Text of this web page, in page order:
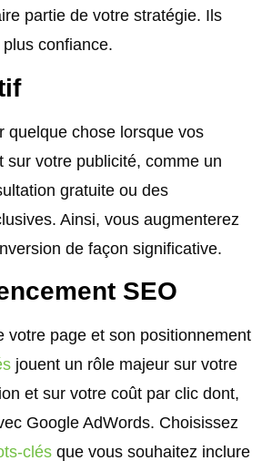
partie de votre stratégie. Ils
confiance.
quelque chose lorsque vos
sur votre publicité, comme un
gratuite ou des
Ainsi, vous augmenterez
de façon significative.
SEO
votre page et son positionnement
jouent un rôle majeur sur votre
et sur votre coût par clic dont,
Google AdWords. Choisissez
clés que vous souhaitez inclure